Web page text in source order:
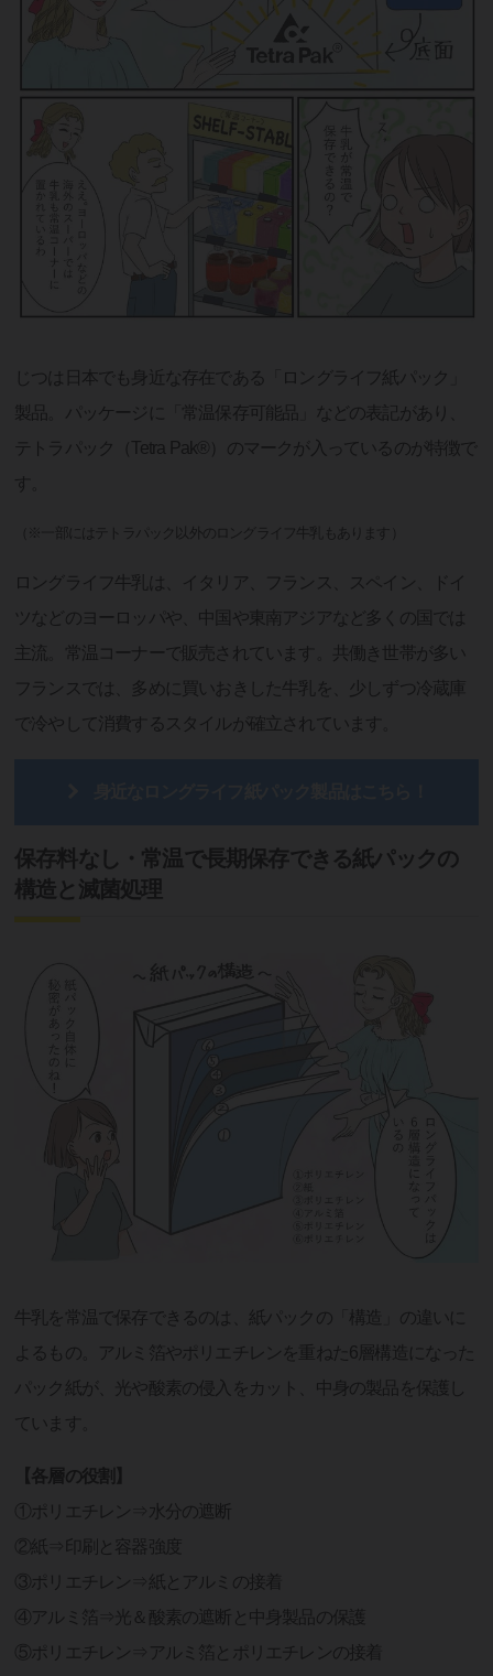
じつは日本でも身近な存在である「ロングライフ紙パック」
製品。パッケージに「常温保存可能品」などの表記があり、
テトラパック（Tetra Pak®）のマークが入っているのが特徴で
す。
（※一部にはテトラパック以外のロングライフ牛乳もあります）
ロングライフ牛乳は、イタリア、フランス、スペイン、ドイ
ツなどのヨーロッパや、中国や東南アジアなど多くの国では
主流。常温コーナーで販売されています。共働き世帯が多い
フランスでは、多めに買いおきした牛乳を、少しずつ冷蔵庫
で冷やして消費するスタイルが確立されています。
保存料なし・常温で長期保存できる紙パックの
構造と滅菌処理
牛乳を常温で保存できるのは、紙パックの「構造」の違いに
よるもの。アルミ箔やポリエチレンを重ねた6層構造になった
パック紙が、光や酸素の侵入をカット、中身の製品を保護し
ています。
【各層の役割】
①ポリエチレン⇒水分の遮断
②紙⇒印刷と容器強度
③ポリエチレン⇒紙とアルミの接着
④アルミ箔⇒光＆酸素の遮断と中身製品の保護
⑤ポリエチレン⇒アルミ箔とポリエチレンの接着